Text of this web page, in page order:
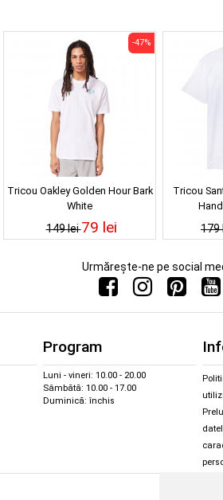
Tricou Oakley Golden Hour Bark
White
149 lei
-47%
79 lei
Tricou
179
Urmărește-ne pe social
Program
Luni - vineri: 10.00 - 20.00
Sâmbătă: 10.00 - 17.00
Duminică: închis